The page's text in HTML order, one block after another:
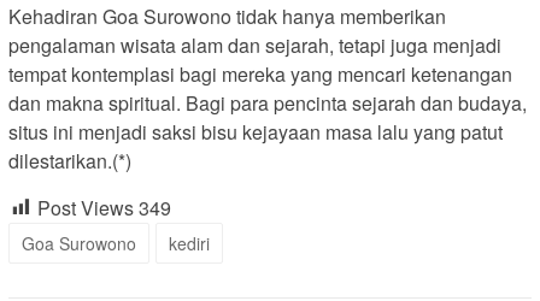
Kehadiran Goa Surowono tidak hanya memberikan
pengalaman wisata alam dan sejarah, tetapi juga menjadi
tempat kontemplasi bagi mereka yang mencari ketenangan
dan makna spiritual. Bagi para pencinta sejarah dan budaya,
situs ini menjadi saksi bisu kejayaan masa lalu yang patut
dilestarikan.(*)
Post Views349
Goa Surowono kediri